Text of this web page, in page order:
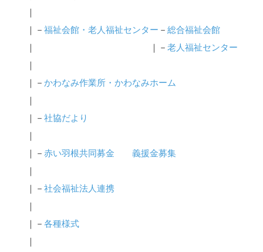
｜
｜－ 福祉会館・老人福祉センター － 総合福祉会館
｜ ｜－ 老人福祉センター
｜
｜－ かわなみ作業所・かわなみホーム
｜
｜－ 社協だより
｜
｜－ 赤い羽根共同募金
義援金募集
｜
｜－ 社会福祉法人連携
｜
｜－ 各種様式
｜